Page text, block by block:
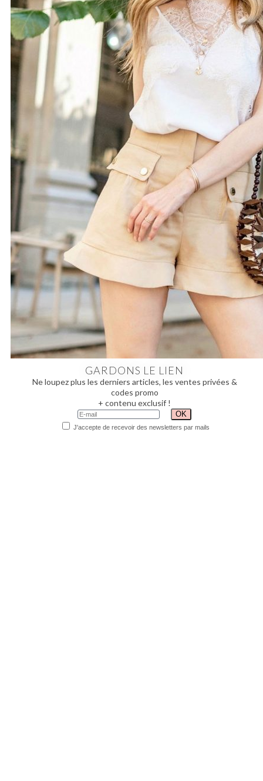
GARDONS LE LIEN
Ne loupez plus les derniers articles, les ventes privées &
codes promo
+ contenu exclusif !
J'accepte de recevoir des newsletters par mails